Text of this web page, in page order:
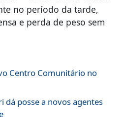
no período da tarde,
e perda de peso sem
Centro Comunitário no
posse a novos agentes